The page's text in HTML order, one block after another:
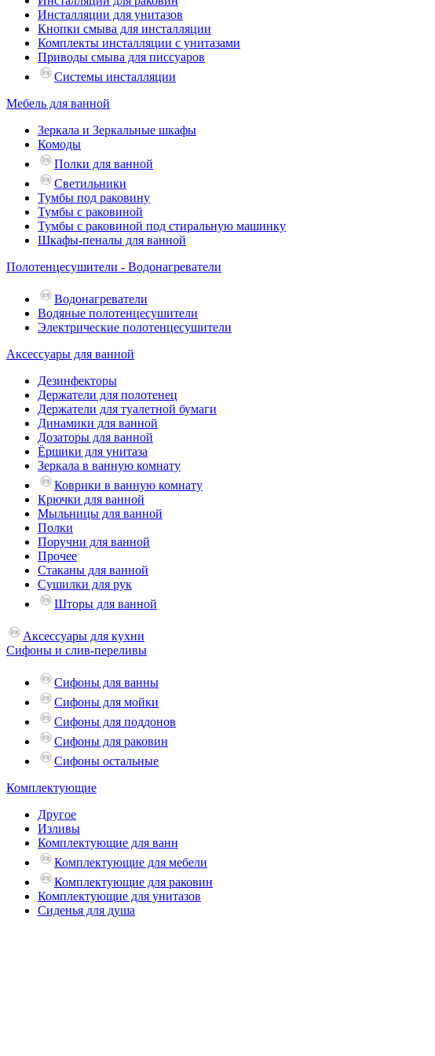
Инсталляции для унитазов
Кнопки смыва для инсталляции
Комплекты инсталляции с унитазами
Приводы смыва для писсуаров
Системы инсталляции
Мебель для ванной
Зеркала и Зеркальные шкафы
Комоды
Полки для ванной
Светильники
Тумбы под раковину
Тумбы с раковиной
Тумбы с раковиной под стиральную машинку
Шкафы-пеналы для ванной
Полотенцесушители - Водонагреватели
Водонагреватели
Водяные полотенцесушители
Электрические полотенцесушители
Аксессуары для ванной
Дезинфекторы
Держатели для полотенец
Держатели для туалетной бумаги
Динамики для ванной
Дозаторы для ванной
Ёршики для унитаза
Зеркала в ванную комнату
Коврики в ванную комнату
Крючки для ванной
Мыльницы для ванной
Полки
Поручни для ванной
Прочее
Стаканы для ванной
Сушилки для рук
Шторы для ванной
Аксессуары для кухни
Сифоны и слив-переливы
Сифоны для ванны
Сифоны для мойки
Сифоны для поддонов
Сифоны для раковин
Сифоны остальные
Комплектующие
Другое
Изливы
Комплектующие для ванн
Комплектующие для мебели
Комплектующие для раковин
Комплектующие для унитазов
Сиденья для душа